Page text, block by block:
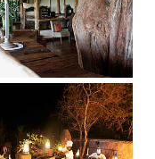
version